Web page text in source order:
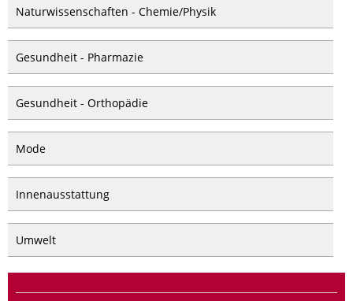
Naturwissenschaften - Chemie/Physik
Gesundheit - Pharmazie
Gesundheit - Orthopädie
Mode
Innenausstattung
Umwelt